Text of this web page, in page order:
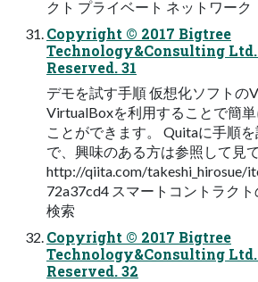
クト プライベート ネットワーク
Copyright © 2017 Bigtree
Technology&Consulting
Reserved. 31
デモを試す⼿順 仮想化ソフトの
VirtualBoxを利⽤することで簡
ことができます。 Quitaに⼿順
で、興味のある⽅は参照して⾒
http://qiita.com/takeshi_hirosue/
72a37cd4 スマートコントラク
検索
Copyright © 2017 Bigtree
Technology&Consulting
Reserved. 32